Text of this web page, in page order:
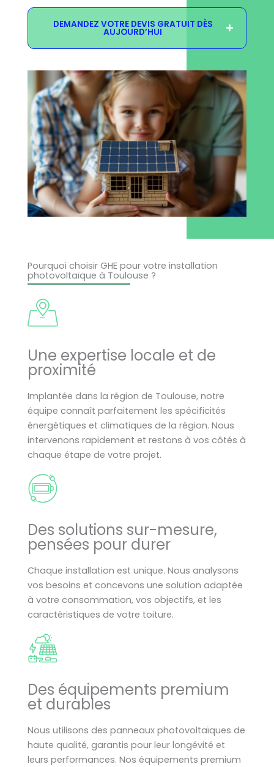
DEMANDEZ VOTRE DEVIS GRATUIT DÈS
AUJOURD’HUI
Pourquoi choisir GHE pour votre installation
photovoltaïque à Toulouse ?
Une expertise locale et de
proximité
Implantée dans la région de Toulouse, notre
équipe connaît parfaitement les spécificités
énergétiques et climatiques de la région. Nous
intervenons rapidement et restons à vos côtés à
chaque étape de votre projet.
Des solutions sur-mesure,
pensées pour durer
Chaque installation est unique. Nous analysons
vos besoins et concevons une solution adaptée
à votre consommation, vos objectifs, et les
caractéristiques de votre toiture.
Des équipements premium
et durables
Nous utilisons des panneaux photovoltaïques de
haute qualité, garantis pour leur longévité et
leurs performances. Nos équipements premium